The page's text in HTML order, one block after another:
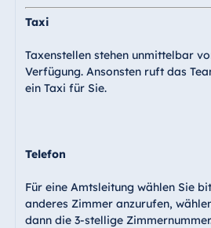
Taxi
Taxenstellen stehen unmittelbar
Verfügung. Ansonsten ruft das
ein Taxi für Sie.
Telefon
Für eine Amtsleitung wählen Sie
anderes Zimmer anzurufen,
dann die 3-stellige